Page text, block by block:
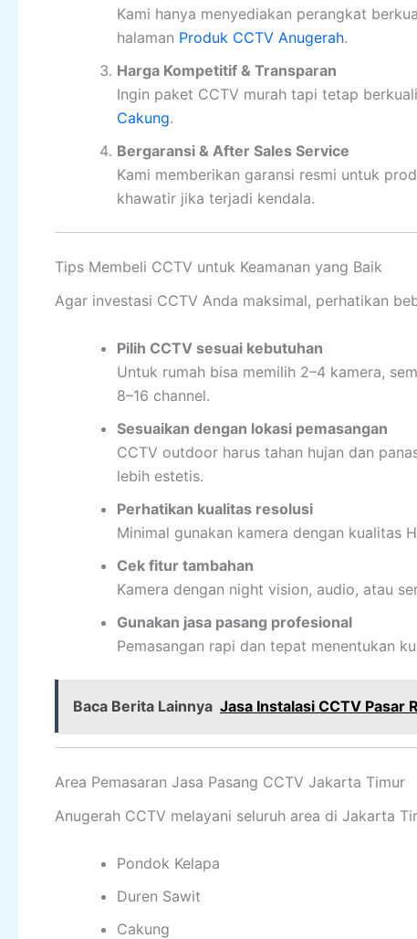
Kami hanya menyediakan perangkat
halaman Produk CCTV Anugerah.
Harga Kompetitif & Transparan
Ingin paket CCTV murah tapi tetap
Cakung.
Bergaransi & After Sales Service
Kami memberikan garansi resmi untuk
khawatir jika terjadi kendala.
Tips Membeli CCTV untuk Keamanan yang Baik
Agar investasi CCTV Anda maksimal, perhatikan
Pilih CCTV sesuai kebutuhan
Untuk rumah bisa memilih 2–4 kamera,
8–16 channel.
Sesuaikan dengan lokasi pemasangan
CCTV outdoor harus tahan hujan dan
lebih estetis.
Perhatikan kualitas resolusi
Minimal gunakan kamera dengan kualitas
Cek fitur tambahan
Kamera dengan night vision, audio, atau
Gunakan jasa pasang profesional
Pemasangan rapi dan tepat menentukan
Baca Berita Lainnya Jasa Instalasi CCTV Pasar
Area Pemasaran Jasa Pasang CCTV Jakarta Timur
Anugerah CCTV melayani seluruh area di Jakarta
Pondok Kelapa
Duren Sawit
Cakung